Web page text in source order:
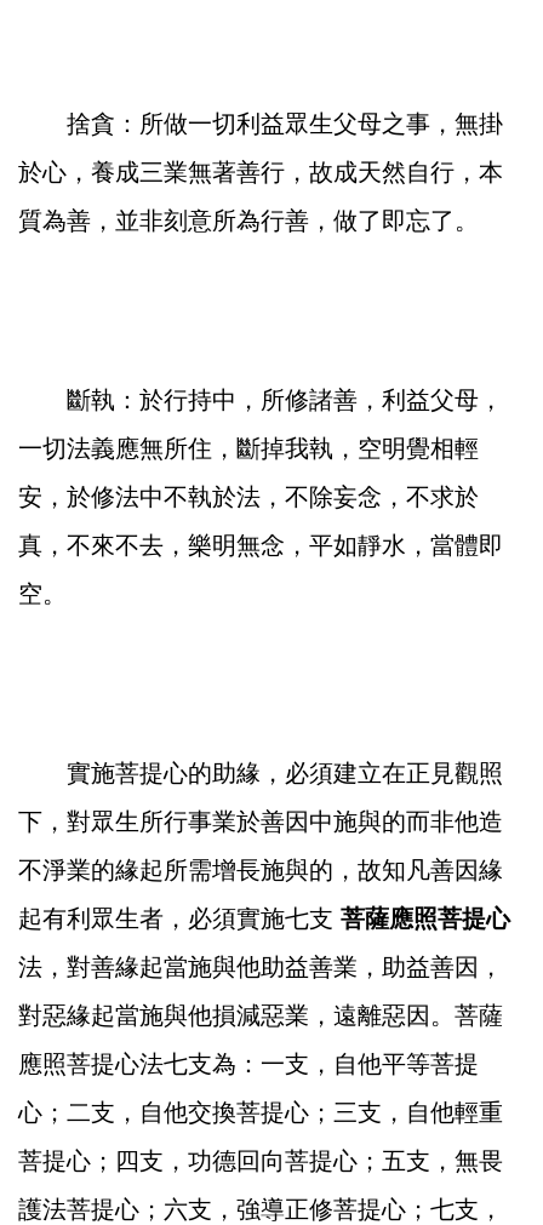
捨貪：所做一切利益眾生父母之事，無掛
於心，養成三業無著善行，故成天然自行，本
質為善，並非刻意所為行善，做了即忘了。
斷執：於行持中，所修諸善，利益父母，
一切法義應無所住，斷掉我執，空明覺相輕
安，於修法中不執於法，不除妄念，不求於
真，不來不去，樂明無念，平如靜水，當體即
空。
實施菩提心的助緣，必須建立在正見觀照
下，對眾生所行事業於善因中施與的而非他造
不淨業的緣起所需增長施與的，故知凡善因緣
起有利眾生者，必須實施七支 菩薩應照菩提心
法，對善緣起當施與他助益善業，助益善因，
對惡緣起當施與他損減惡業，遠離惡因。菩薩
應照菩提心法七支為：一支，自他平等菩提
心；二支，自他交換菩提心；三支，自他輕重
菩提心；四支，功德回向菩提心；五支，無畏
護法菩提心；六支，強導正修菩提心；七支，